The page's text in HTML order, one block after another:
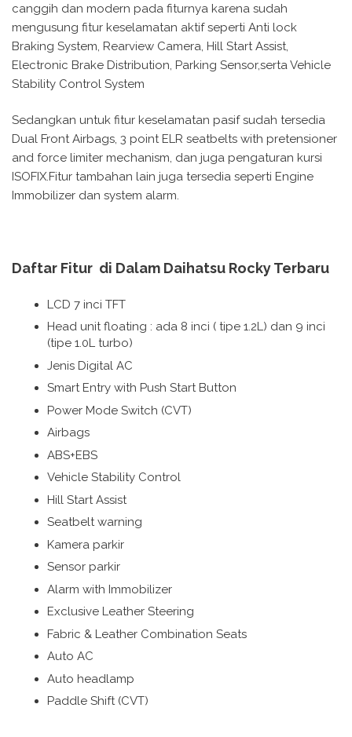
canggih dan modern pada fiturnya karena sudah
mengusung fitur keselamatan aktif seperti Anti lock
Braking System, Rearview Camera, Hill Start Assist,
Electronic Brake Distribution, Parking Sensor,serta Vehicle
Stability Control System
Sedangkan untuk fitur keselamatan pasif sudah tersedia
Dual Front Airbags, 3 point ELR seatbelts with pretensioner
and force limiter mechanism, dan juga pengaturan kursi
ISOFIX.Fitur tambahan lain juga tersedia seperti Engine
Immobilizer dan system alarm.
Daftar Fitur di Dalam Daihatsu Rocky Terbaru
LCD 7 inci TFT
Head unit floating : ada 8 inci ( tipe 1.2L) dan 9 inci
(tipe 1.0L turbo)
Jenis Digital AC
Smart Entry with Push Start Button
Power Mode Switch (CVT)
Airbags
ABS+EBS
Vehicle Stability Control
Hill Start Assist
Seatbelt warning
Kamera parkir
Sensor parkir
Alarm with Immobilizer
Exclusive Leather Steering
Fabric & Leather Combination Seats
Auto AC
Auto headlamp
Paddle Shift (CVT)